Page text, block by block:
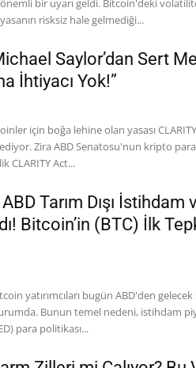
Bitcoin'deki volatilite belirgin şekilde
risksiz hale gelmediği...
Saylor’dan Sert
İhtiyacı Yok!”
için boğa lehine olan yasası
piyasasının
CLARITY Act...
Tarım Dışı İstihdam
Bitcoin’in (BTC) İlk
yatırımcıları bugün ABD'den
Bunun temel nedeni, istihdam
para politikası...